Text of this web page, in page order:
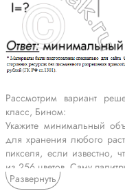
Рассмотрим вариант
класс, Бином:
Укажите минимальный
для хранения любого
пикселя, если известно,
из 256 цветов. Саму
Развернуть